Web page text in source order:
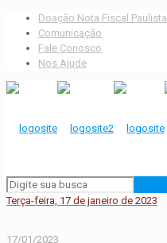
Doação Nota Fiscal Paulista
Comunicação
Fale Conosco
Nos Ajude
Terça-feira, 17 de janeiro de 2023
17/01/2023